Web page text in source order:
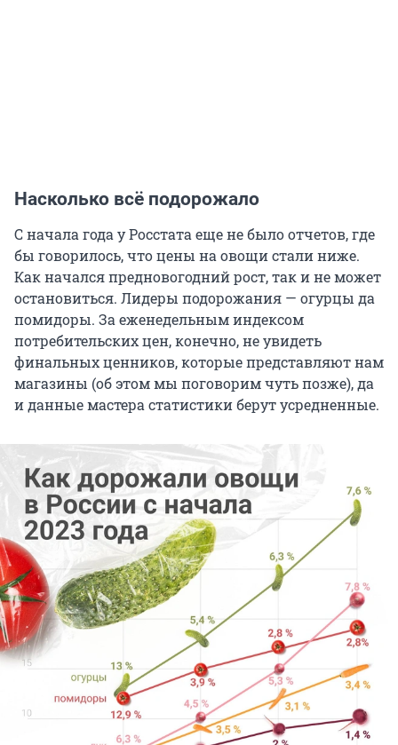
Насколько всё подорожало
С начала года у Росстата еще не было отчетов, где
бы говорилось, что цены на овощи стали ниже.
Как начался предновогодний рост, так и не может
остановиться. Лидеры подорожания — огурцы да
помидоры. За еженедельным индексом
потребительских цен, конечно, не увидеть
финальных ценников, которые представляют нам
магазины (об этом мы поговорим чуть позже), да
и данные мастера статистики берут усредненные.